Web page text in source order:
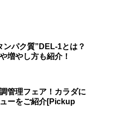
ンパク質”DEL-1とは？
増やし方も紹介！
管理フェア！カラダに
ーをご紹介